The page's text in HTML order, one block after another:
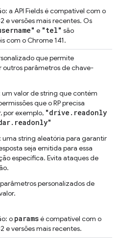
a API Fields é compatível com o
e versões mais recentes. Os
e "tel" são
com o Chrome 141.
que permite
outros parâmetros de chave-
um valor de string que contém
que o RP precisa
por exemplo, "drive.readonly
: uma string aleatória para garantir
seja emitida para essa
específica. Evita ataques de
personalizados de
o paramsé compatível com o
e versões mais recentes.